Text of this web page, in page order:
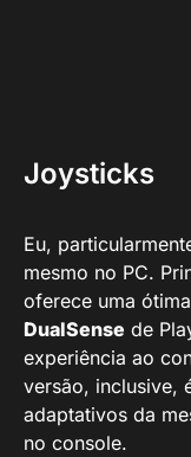
Joysticks
Eu,
mesmo no PC.
oferece uma
DualSense de
experiência ao
versão, inclusive,
adaptativos da
no console.